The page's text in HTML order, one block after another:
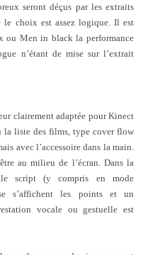
seront déçus par les extraits
le choix est assez logique. Il est
ou Men in black la performance
n’étant de mise sur l’extrait
clairement adaptée pour Kinect
la liste des films, type cover flow
avec l’accessoire dans la main.
au milieu de l’écran. Dans la
le script (y compris en mode
s’affichent les points et un
vocale ou gestuelle est